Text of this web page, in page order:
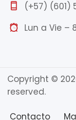
(+57) (601)
Lun a Vie –
Copyright ©
reserved.
Contacto